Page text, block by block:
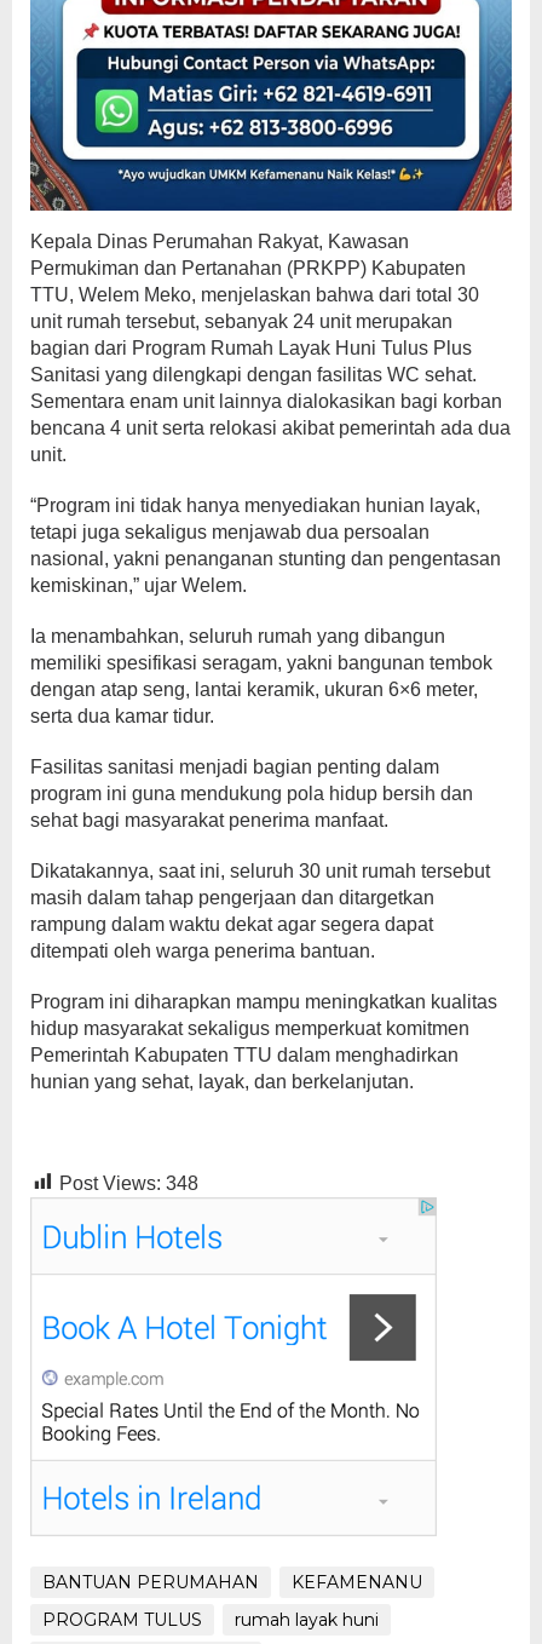
Kepala Dinas Perumahan Rakyat, Kawasan
Permukiman dan Pertanahan (PRKPP) Kabupaten
TTU, Welem Meko, menjelaskan bahwa dari total 30
unit rumah tersebut, sebanyak 24 unit merupakan
bagian dari Program Rumah Layak Huni Tulus Plus
Sanitasi yang dilengkapi dengan fasilitas WC sehat.
Sementara enam unit lainnya dialokasikan bagi korban
bencana 4 unit serta relokasi akibat pemerintah ada dua
unit.
“Program ini tidak hanya menyediakan hunian layak,
tetapi juga sekaligus menjawab dua persoalan
nasional, yakni penanganan stunting dan pengentasan
kemiskinan,” ujar Welem.
Ia menambahkan, seluruh rumah yang dibangun
memiliki spesifikasi seragam, yakni bangunan tembok
dengan atap seng, lantai keramik, ukuran 6×6 meter,
serta dua kamar tidur.
Fasilitas sanitasi menjadi bagian penting dalam
program ini guna mendukung pola hidup bersih dan
sehat bagi masyarakat penerima manfaat.
Dikatakannya, saat ini, seluruh 30 unit rumah tersebut
masih dalam tahap pengerjaan dan ditargetkan
rampung dalam waktu dekat agar segera dapat
ditempati oleh warga penerima bantuan.
Program ini diharapkan mampu meningkatkan kualitas
hidup masyarakat sekaligus memperkuat komitmen
Pemerintah Kabupaten TTU dalam menghadirkan
hunian yang sehat, layak, dan berkelanjutan.
Post Views: 348
BANTUAN PERUMAHAN
KEFAMENANU
PROGRAM TULUS
rumah layak huni